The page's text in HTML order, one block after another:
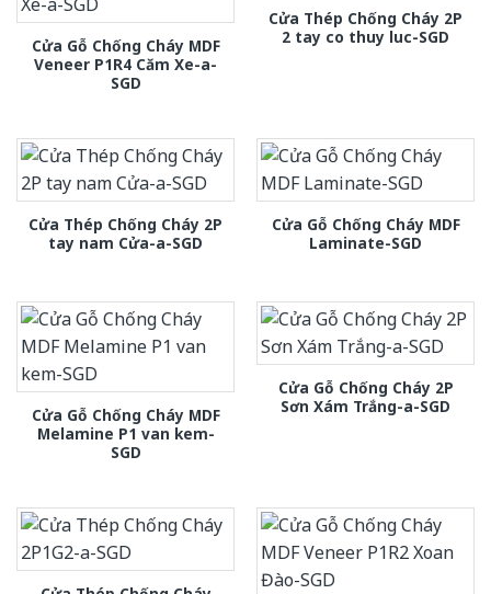
Cửa Gỗ Chống Cháy MDF
Veneer P1R4 Căm Xe-a-
SGD
Cửa Thép Chống Cháy 2P
2 tay co thuy luc-SGD
Cửa Thép Chống Cháy 2P
tay nam Cửa-a-SGD
Cửa Gỗ Chống Cháy MDF
Laminate-SGD
Cửa Gỗ Chống Cháy MDF
Melamine P1 van kem-
SGD
Cửa Gỗ Chống Cháy 2P
Sơn Xám Trắng-a-SGD